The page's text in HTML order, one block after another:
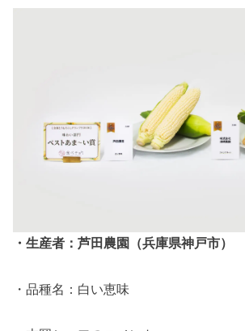
・生産者：芦田農園（兵庫県神戸市）
・品種名：白い恵味